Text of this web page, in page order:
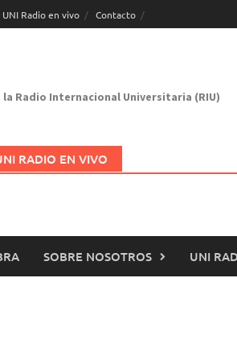
UNI Radio en vivo Contacto
la Radio Internacional Universitaria (RIU)
RADIO EN VIVO
SOBRE NOSOTROS UNI